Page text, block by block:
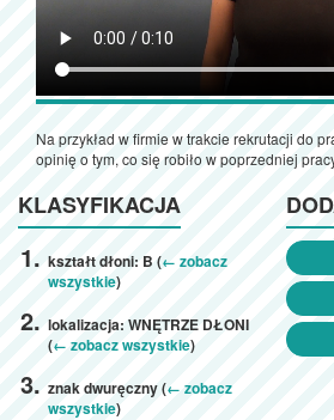
Na przykład w firmie w trakcie rekrutacji do
opinię o tym, co się robiło w poprzedniej
KLASYFIKACJA
kształt dłoni: B (← zobacz
wszystkie)
lokalizacja: WNĘTRZE DŁONI
(← zobacz wszystkie)
znak dwuręczny (← zobacz
wszystkie)